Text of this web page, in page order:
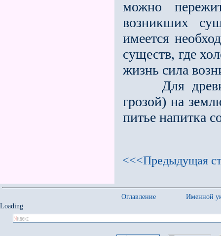
можно
возникших
имеется
существ, где
жизнь сила
Для
грозой) на
питье напитка
<<<Предыдущая
Оглавление
Именной
Loading